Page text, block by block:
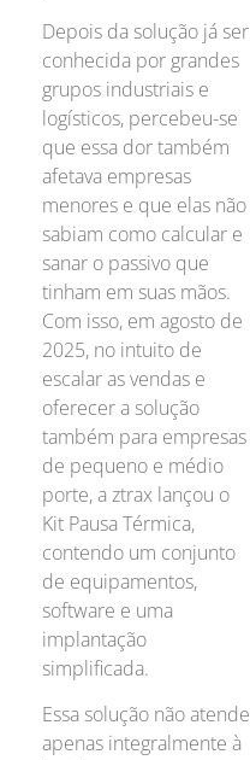
Depois da solução já ser
conhecida por grandes
grupos industriais e
logísticos, percebeu-se
que essa dor também
afetava empresas
menores e que elas não
sabiam como calcular e
sanar o passivo que
tinham em suas mãos.
Com isso, em agosto de
2025, no intuito de
escalar as vendas e
oferecer a solução
também para empresas
de pequeno e médio
porte, a ztrax lançou o
Kit Pausa Térmica,
contendo um conjunto
de equipamentos,
software e uma
implantação
simplificada.
Essa solução não atende
apenas integralmente à